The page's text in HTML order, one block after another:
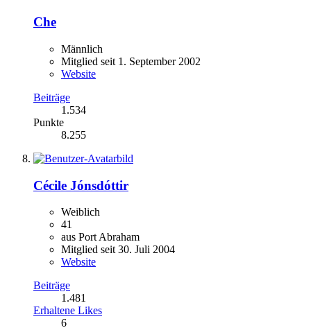
Che
Männlich
Mitglied seit 1. September 2002
Website
Beiträge
1.534
Punkte
8.255
Cécile Jónsdóttir
Weiblich
41
aus Port Abraham
Mitglied seit 30. Juli 2004
Website
Beiträge
1.481
Erhaltene Likes
6